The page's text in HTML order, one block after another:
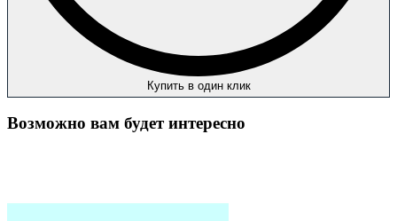
Купить в один клик
Возможно вам будет интересно